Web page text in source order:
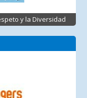
y la Diversidad